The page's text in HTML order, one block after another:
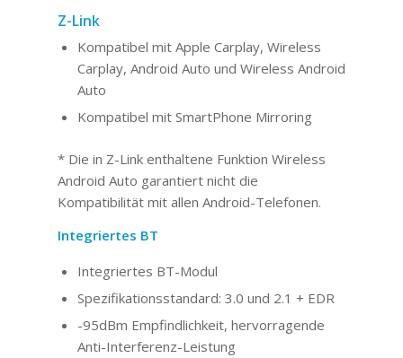
Z-Link
Kompatibel mit Apple Carplay, Wireless
Carplay, Android Auto und Wireless Android
Auto
Kompatibel mit SmartPhone Mirroring
* Die in Z-Link enthaltene Funktion Wireless
Android Auto garantiert nicht die
Kompatibilität mit allen Android-Telefonen.
Integriertes BT
Integriertes BT-Modul
Spezifikationsstandard: 3.0 und 2.1 + EDR
-95dBm Empfindlichkeit, hervorragende
Anti-Interferenz-Leistung